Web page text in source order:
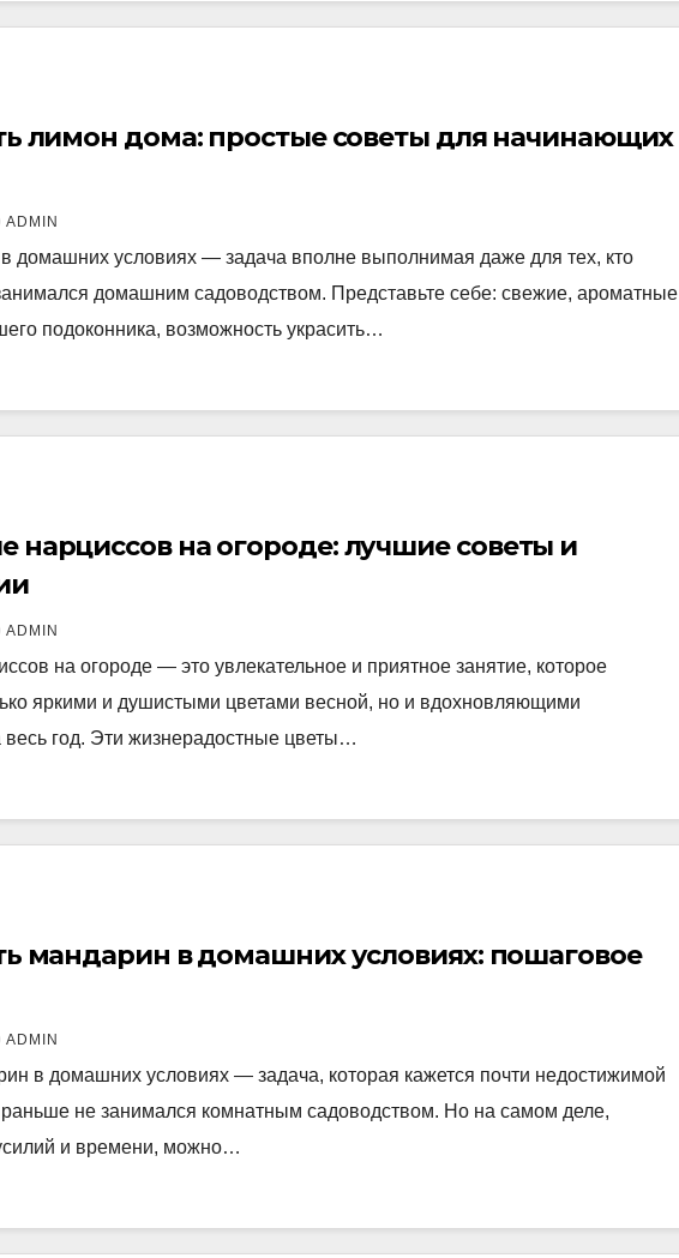
лимон дома: простые советы для начинающих
ADMIN
домашних условиях — задача вполне выполнимая даже для тех, кто
домашним садоводством. Представьте себе: свежие, ароматные
подоконника, возможность украсить…
нарциссов на огороде: лучшие советы и
ADMIN
на огороде — это увлекательное и приятное занятие, которое
яркими и душистыми цветами весной, но и вдохновляющими
год. Эти жизнерадостные цветы…
мандарин в домашних условиях: пошаговое
ADMIN
в домашних условиях — задача, которая кажется почти недостижимой
раньше не занимался комнатным садоводством. Но на самом деле,
и времени, можно…